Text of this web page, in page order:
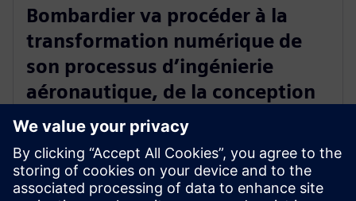
Bombardier va procéder à la
transformation numérique de
son processus d’ingénierie
aéronautique, de la conception
à la production, avec Siemens
Xcelerator